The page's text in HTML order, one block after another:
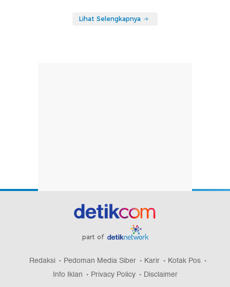
Lihat Selengkapnya
part of
Redaksi Pedoman Media Siber Karir
Kotak Pos
Info Iklan
Privacy Policy Disclaimer